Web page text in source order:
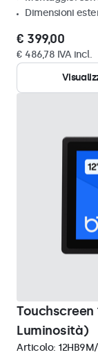
Dimensioni
€ 399,00
€ 486,78 IVA incl.
Luminosità)
Articolo: